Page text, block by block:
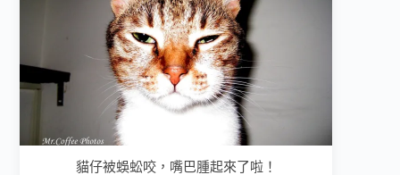
貓仔被蜈蚣咬，嘴巴腫起來了啦！